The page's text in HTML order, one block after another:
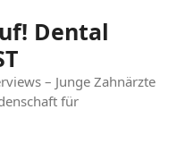
Dental
– Junge Zahnärzte
für